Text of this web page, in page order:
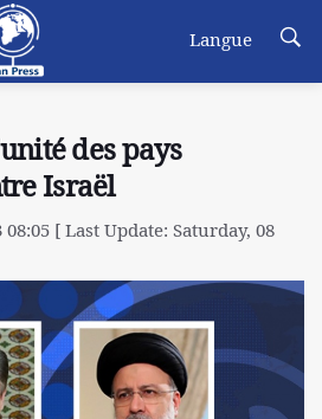
Langue
des pays
Israël
[ Last Update: Saturday, 08